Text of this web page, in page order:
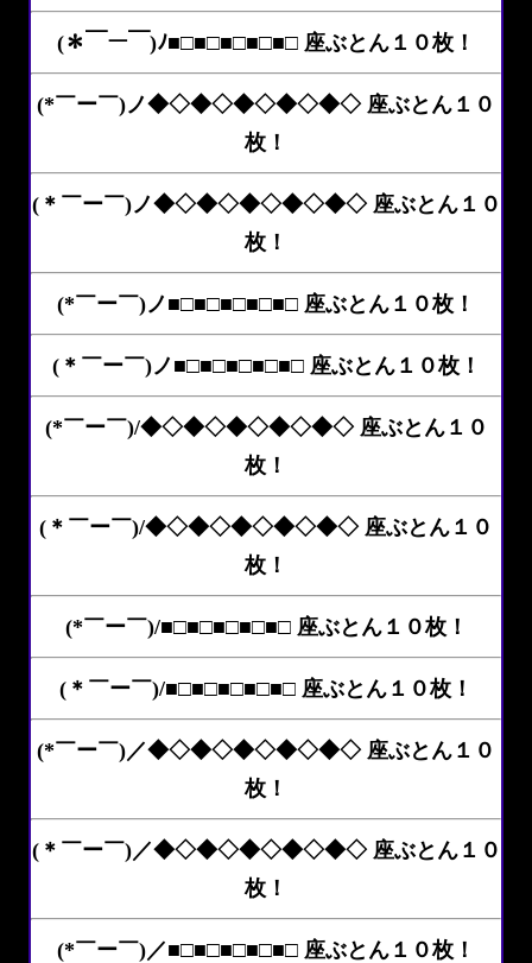
(＊￣ー￣)ﾉ■□■□■□■□■□ 座ぶとん１０枚！
(*￣ー￣)ノ◆◇◆◇◆◇◆◇◆◇ 座ぶとん１０
枚！
(＊￣ー￣)ノ◆◇◆◇◆◇◆◇◆◇ 座ぶとん１０
枚！
(*￣ー￣)ノ■□■□■□■□■□ 座ぶとん１０枚！
(＊￣ー￣)ノ■□■□■□■□■□ 座ぶとん１０枚！
(*￣ー￣)/◆◇◆◇◆◇◆◇◆◇ 座ぶとん１０
枚！
(＊￣ー￣)/◆◇◆◇◆◇◆◇◆◇ 座ぶとん１０
枚！
(*￣ー￣)/■□■□■□■□■□ 座ぶとん１０枚！
(＊￣ー￣)/■□■□■□■□■□ 座ぶとん１０枚！
(*￣ー￣)／◆◇◆◇◆◇◆◇◆◇ 座ぶとん１０
枚！
(＊￣ー￣)／◆◇◆◇◆◇◆◇◆◇ 座ぶとん１０
枚！
(*￣ー￣)／■□■□■□■□■□ 座ぶとん１０枚！